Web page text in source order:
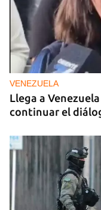
VENEZUELA
Llega a
continuar el